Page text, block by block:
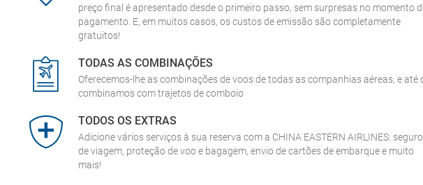
preço final é apresentado desde o primeiro passo, sem surpresas no momento
pagamento. E, em muitos casos, os custos de emissão são completamente
gratuitos!
TODAS AS COMBINAÇÕES
Oferecemos-lhe as combinações de voos de todas as companhias aéreas, e até
combinamos com trajetos de comboio
TODOS OS EXTRAS
Adicione vários serviços à sua reserva com a CHINA EASTERN AIRLINES:
de viagem, proteção de voo e bagagem, envio de cartões de embarque e muito
mais!